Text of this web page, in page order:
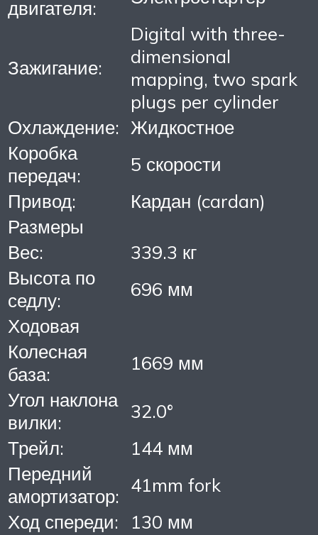
двигателя:
Зажигание:
Digital with three-
dimensional
mapping, two spark
plugs per cylinder
Охлаждение: Жидкостное
Коробка
передач:
5 скорости
Привод:
Кардан (cardan)
Размеры
Вес:
339.3 кг
Высота по
седлу:
696 мм
Ходовая
Колесная
база:
1669 мм
Угол наклона
вилки:
32.0°
Трейл:
144 мм
Передний
амортизатор: 41mm fork
Ход спереди:
130 мм